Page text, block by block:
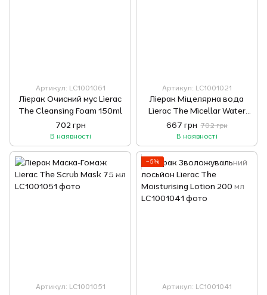
Артикул: LC1001061
Лієрак Очисний мус Lierac
The Cleansing Foam 150ml
702 грн
В наявності
Артикул: LC1001021
Ліерак Міцелярна вода
Lierac The Micellar Water
200ml
667 грн 702 грн
В наявності
Артикул: LC1001051
−5%
Артикул: LC1001041